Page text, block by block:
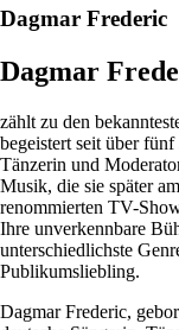
Dagmar Frederic
Dagmar
zählt zu den
begeistert seit über
Tänzerin und
Musik, die sie später
renommierten TV-
Ihre unverkennbare
unterschiedlichste
Publikumsliebling.
Dagmar Frederic,